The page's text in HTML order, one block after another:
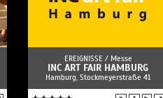
EREIGNISSE / Messe
INC ART FAIR HAMBURG
Hamburg, Stockmeyerstraße 41